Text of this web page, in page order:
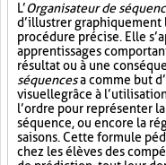
L’Organisateur de
d’illustrer graphiquement
procédure précise. Elle
apprentissages
résultat ou à une
séquencesa comme but
visuellegrâce à
l’ordre pour représenter
séquence, ou encore la
saisons. Cette formule
chez les élèves des